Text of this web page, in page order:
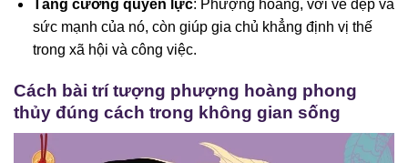
Tăng cường quyền lực: Phượng hoàng, với vẻ đẹp và
sức mạnh của nó, còn giúp gia chủ khẳng định vị thế
trong xã hội và công việc.
Cách bài trí tượng phượng hoàng phong
thủy đúng cách trong không gian sống